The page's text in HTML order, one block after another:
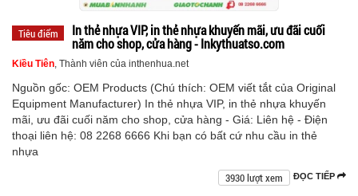
Tiêu điểm
In thẻ nhựa VIP, in thẻ nhựa khuyến mãi, ưu đãi cuối
năm cho shop, cửa hàng - Inkythuatso.com
Kiều Tiên, Thành viên của inthenhua.net
Nguồn gốc: OEM Products (Chú thích: OEM viết tắt của Original
Equipment Manufacturer) In thẻ nhựa VIP, in thẻ nhựa khuyến
mãi, ưu đãi cuối năm cho shop, cửa hàng - Giá: Liên hệ - Điện
thoại liên hệ: 08 2268 6666 Khi bạn có bất cứ nhu cầu in thẻ
nhựa
ĐỌC TIẾP
3930 lượt xem